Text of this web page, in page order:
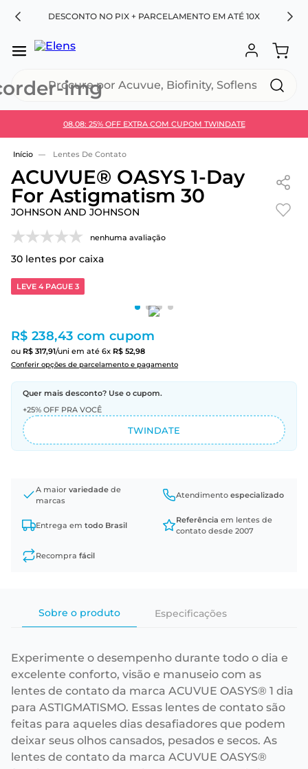
DESCONTO NO PIX + PARCELAMENTO EM ATÉ 10X
08.08: 25% OFF EXTRA COM CUPOM TWINDATE
Use 30HOJE e ganhe 30% OFF + economia extra no
Lentes De Contato
ACUVUE® OASYS 1-Day
For Astigmatism 30
JOHNSON AND JOHNSON
nenhuma avaliação
30 lentes por caixa
LEVE 4 PAGUE 3
R$ 238,43 com cupom
ou R$ 317,91/uni em até 6x R$ 52,98
Conferir opções de parcelamento e pagamento
Quer mais desconto? Use o cupom.
+25% OFF PRA VOCÊ
TWINDATE
A maior variedade de
marcas
Atendimento especializado
Entrega em todo Brasil
Referência em lentes de
contato desde 2007
Recompra fácil
Sobre o produto Especificações
Experimente o desempenho durante todo o dia e
excelente conforto, visão e manuseio com as
lentes de contato da marca ACUVUE OASYS® 1 dia
para ASTIGMATISMO. Essas lentes de contato são
feitas para aqueles dias desafiadores que podem
deixar seus olhos cansados, pesados e secos. As
lentes de contato da marca ACUVUE OASYS®